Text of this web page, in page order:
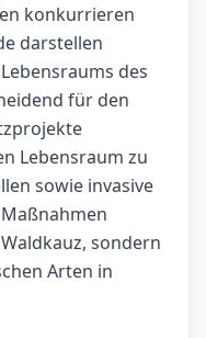
konkurrieren
darstellen
des
für den
Lebensraum zu
sowie invasive
sondern
Arten in